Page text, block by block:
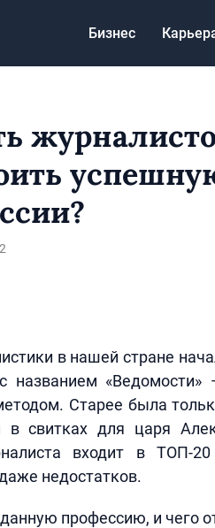
Бизнес
в нашей стране
названием
Старее была
в свитках для царя
входит в ТОП-
недостатков.
профессию, и чего